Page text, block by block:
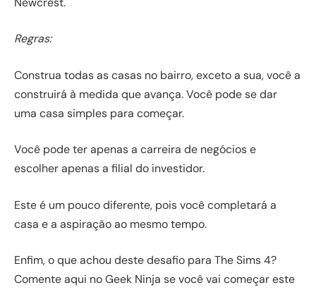
Regras:
Construa todas as casas no bairro, exceto a sua, você a
construirá à medida que avança. Você pode se dar
uma casa simples para começar.
Você pode ter apenas a carreira de negócios e
escolher apenas a filial do investidor.
Este é um pouco diferente, pois você completará a
casa e a aspiração ao mesmo tempo.
Enfim, o que achou deste desafio para The Sims 4?
Comente aqui no Geek Ninja se você vai começar este